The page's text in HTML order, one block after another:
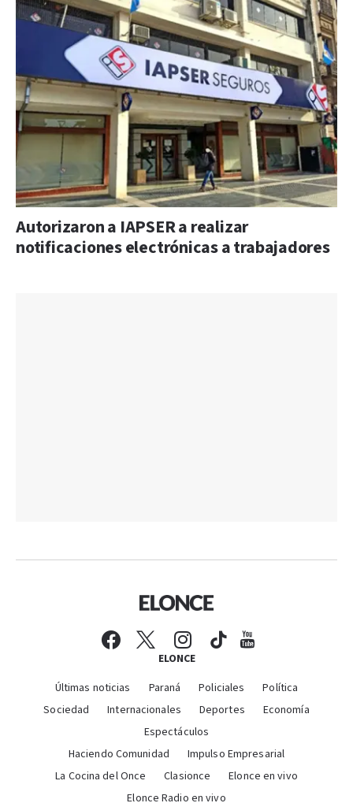
Autorizaron a IAPSER a realizar
notificaciones electrónicas a trabajadores
ELONCE
Últimas noticias Paraná Policiales
Política
Sociedad
Internacionales Deportes
Economía
Espectáculos
Haciendo Comunidad
Impulso Empresarial
La Cocina del Once
Clasionce
Elonce en vivo
Elonce Radio en vivo